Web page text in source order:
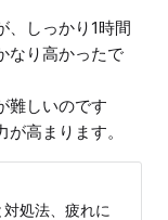
、しっかり1時間
なり高かったで
難しいのです
処法、疲れに